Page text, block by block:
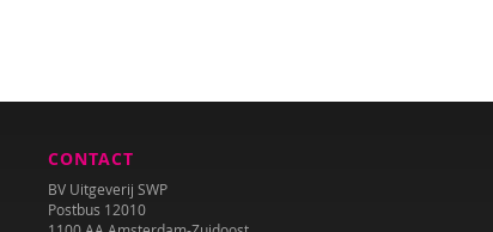
CONTACT
BV Uitgeverij SWP
Postbus 12010